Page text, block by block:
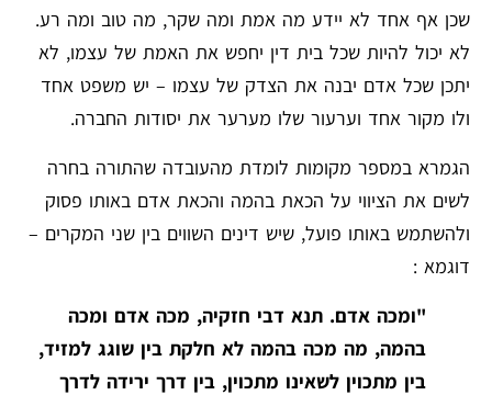
שכן אף אחד לא יידע מה אמת ומה שקר, מה טוב ומה רע.
לא יכול להיות שכל בית דין יחפש את האמת של עצמו, לא
יתכן שכל אדם יבנה את הצדק של עצמו – יש משפט אחד
ולו מקור אחד וערעור שלו מערער את יסודות החברה.
הגמרא במספר מקומות לומדת מהעובדה שהתורה בחרה
לשים את הציווי על הכאת בהמה והכאת אדם באותו פסוק
ולהשתמש באותו פועל, שיש דינים השווים בין שני המקרים –
דוגמא :
"ומכה אדם. תנא דבי חזקיה, מכה אדם ומכה
בהמה, מה מכה בהמה לא חלקת בין שוגג למזיד,
בין מתכוין לשאינו מתכוין, בין דרך ירידה לדרך